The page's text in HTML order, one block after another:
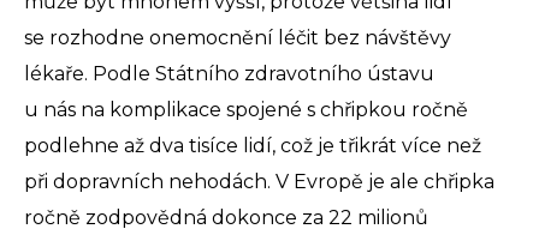
se rozhodne onemocnění léčit bez návštěvy
lékaře. Podle Státního zdravotního ústavu
u nás na komplikace spojené s chřipkou ročně
podlehne až dva tisíce lidí, což je třikrát více než
při dopravních nehodách. V Evropě je ale chřipka
ročně zodpovědná dokonce za 22 milionů